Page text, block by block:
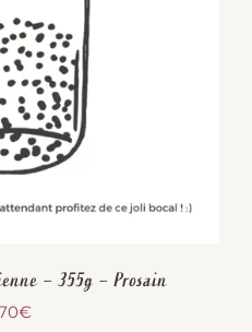
– 355g – Prosain
€